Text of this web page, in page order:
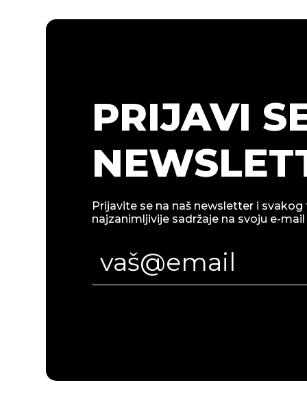
PRIJAVI
Prijavite se na naš newsletter i
najzanimljivije sadržaje na svoju e-